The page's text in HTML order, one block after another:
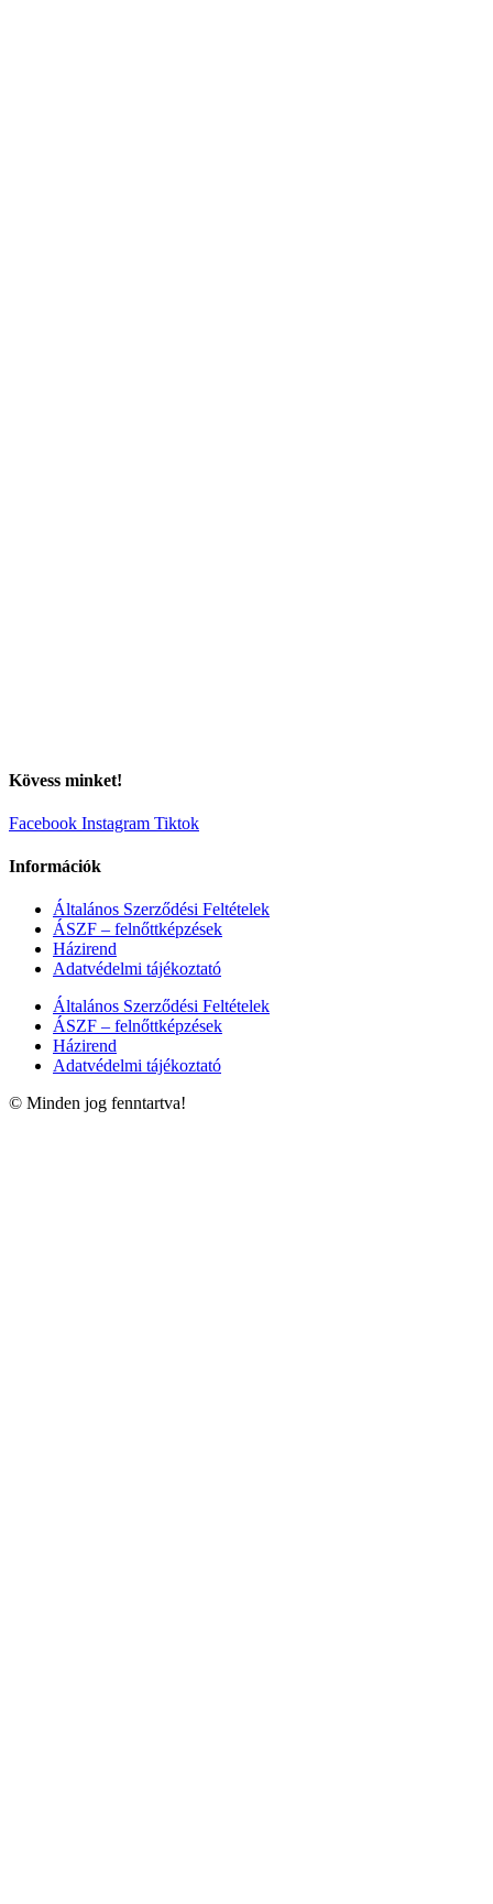
Kövess minket!
Facebook Instagram Tiktok
Információk
Általános Szerződési Feltételek
ÁSZF – felnőttképzések
Házirend
Adatvédelmi tájékoztató
Általános Szerződési Feltételek
ÁSZF – felnőttképzések
Házirend
Adatvédelmi tájékoztató
© Minden jog fenntartva!